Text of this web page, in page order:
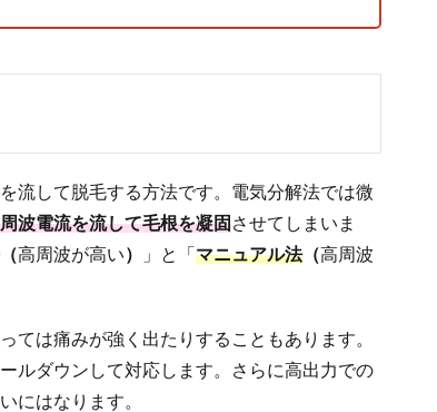
流して脱毛する方法です。電気分解法では微
波電流を流して毛根を凝固させてしまいま
（高周波が高い） 」と「マニュアル法（高周波
ては痛みが強く出たりすることもあります。
ルダウンして対応します。さらに高出力での
にはなります。